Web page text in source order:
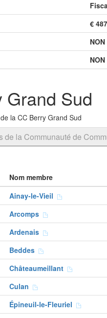
€
NON
NON
Grand Sud
la CC Berry Grand Sud
de la Communauté de
Nom membre
Ainay-le-Vieil
Arcomps
Ardenais
Beddes
Châteaumeillant
Culan
Épineuil-le-Fleuriel